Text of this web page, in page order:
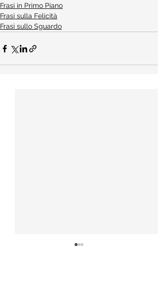
Frasi in Primo Piano
Frasi sulla Felicità
Frasi sullo Sguardo